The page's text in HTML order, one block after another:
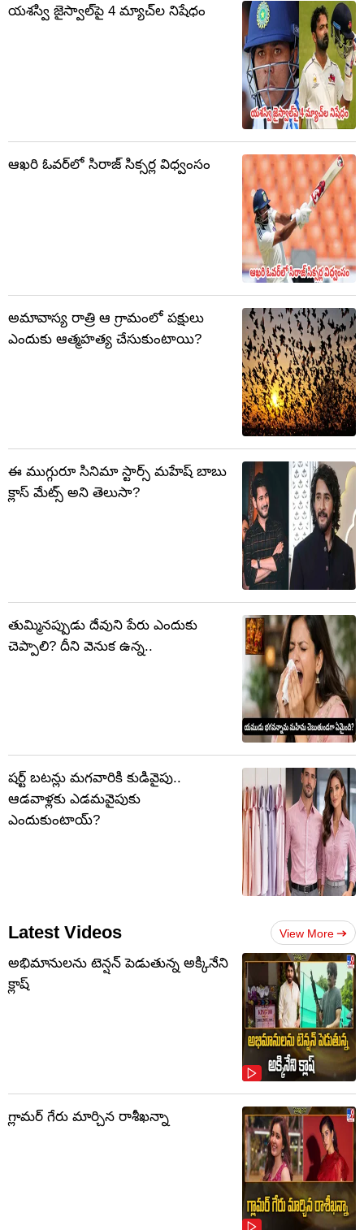
యశస్వి జైస్వాల్‌పై 4 మ్యాచ్‌ల నిషేధం
ఆఖరి ఓవర్‌లో సిరాజ్ సిక్సర్ల విధ్వంసం
అమావాస్య రాత్రి ఆ గ్రామంలో పక్షులు
ఎందుకు ఆత్మహత్య చేసుకుంటాయి?
ఈ ముగ్గురూ సినిమా స్టార్స్ మహేష్ బాబు
క్లాస్‌ మేట్స్ అని తెలుసా?
తుమ్మినప్పుడు దేవుని పేరు ఎందుకు
చెప్పాలి? దీని వెనుక ఉన్న..
షర్ట్ బటన్లు మగవారికి కుడివైపు..
ఆడవాళ్లకు ఎడమవైపుకు
ఎందుకుంటాయ్?
Latest Videos View More
అభిమానులను టెన్షన్‌ పెడుతున్న అక్కినేని
క్లాష్‌
గ్లామర్ గేరు మార్చిన రాశీఖన్నా